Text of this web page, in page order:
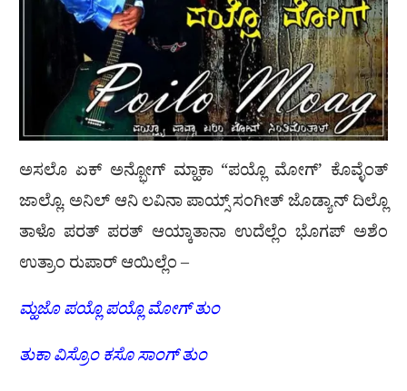
ಅಸಲೊ ಏಕ್ ಅನ್ಭೋಗ್ ಮ್ಹಾಕಾ “ಪಯ್ಲೊ ಮೋಗ್’ ಕೊವ್ಳೆಂತ್
ಜಾಲ್ಲೊ. ಅನಿಲ್ ಆನಿ ಲವಿನಾ ಪಾಯ್ಸ್ ಸಂಗೀತ್ ಜೊಡ್ಯಾನ್ ದಿಲ್ಲೊ
ತಾಳೊ ಪರತ್ ಪರತ್ ಆಯ್ಕಾತಾನಾ ಉದೆಲ್ಲೆಂ ಭೊಗಪ್ ಅಶೆಂ
ಉತ್ರಾಂ ರುಪಾರ್ ಆಯಿಲ್ಲೆಂ –
ಮ್ಹಜೊಪಯ್ಲೊಪಯ್ಲೊಮೋಗ್ತುಂ
ತುಕಾವಿಸ್ರೊಂ ಕಸೊಸಾಂಗ್ತುಂ